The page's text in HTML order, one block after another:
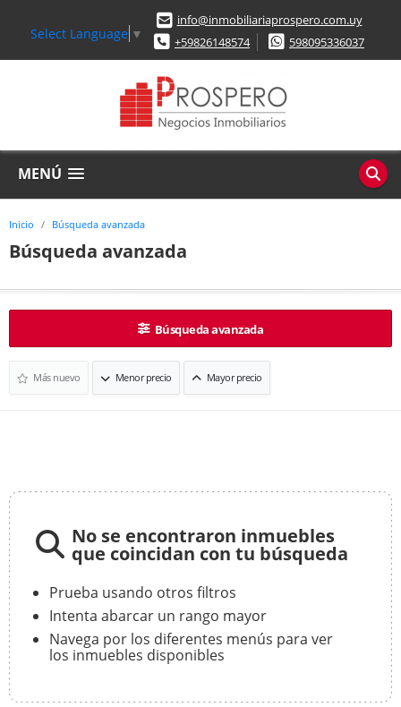
Select Language ▼
info@inmobiliariaprospero.com.uy
+59826148574
598095336037
MENÚ
Inicio Búsqueda avanzada
Búsqueda avanzada
Búsqueda avanzada
Más nuevo Menor precio Mayor precio
No se encontraron inmuebles
que coincidan con tu búsqueda
Prueba usando otros filtros
Intenta abarcar un rango mayor
Navega por los diferentes menús para ver
los inmuebles disponibles